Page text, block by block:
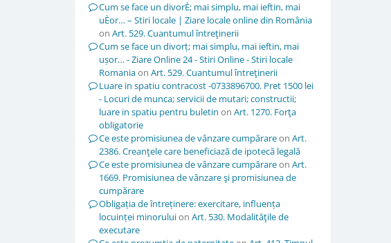
Cum se face un divorÈ; mai simplu, mai ieftin, mai
uÈor… – Stiri locale | Ziare locale online din România
on Art. 529. Cuantumul întreţinerii
Cum se face un divorț; mai simplu, mai ieftin, mai
ușor… - Ziare Online 24 - Stiri Online - Stiri locale
Romaniaon Art. 529. Cuantumul întreţinerii
Luare in spatiu contracost -0733896700. Pret 1500 lei
- Locuri de munca; servicii de mutari; constructii;
luare in spatiu pentru buletin on Art. 1270. Forţa
obligatorie
Ce este promisiunea de vânzare cumpărareon Art.
2386. Creanţele care beneficiază de ipotecă legală
Ce este promisiunea de vânzare cumpărareon Art.
1669. Promisiunea de vânzare şi promisiunea de
cumpărare
Obligația de întreținere: exercitare, influența
locuinței minoruluion Art. 530. Modalităţile de
executare